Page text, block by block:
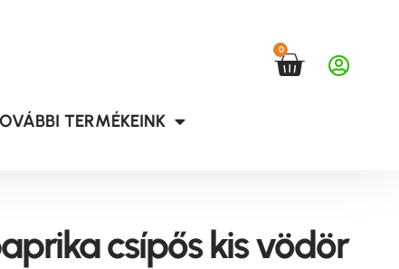
0
TERMÉKEINK
csípős kis vödör